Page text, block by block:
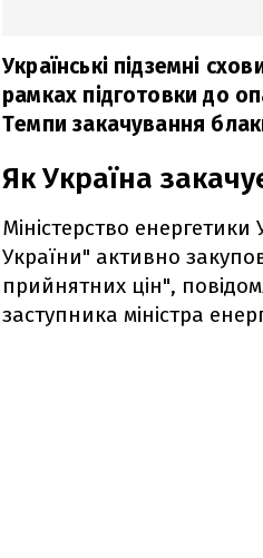
Українські підземні
рамках підготовки до
Темпи закачування
Як Україна
Міністерство
України" активно
прийнятних цін",
заступника міністра